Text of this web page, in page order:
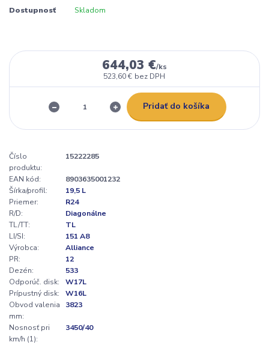
Dostupnosť Skladom
644,03 €/ks
523,60 € bez DPH
Pridať do košíka
Číslo
produktu:
15222285
EAN kód:
8903635001232
Šírka/profil:
19,5 L
Priemer:
R24
R/D:
Diagonálne
TL/TT:
TL
LI/SI:
151 A8
Výrobca:
Alliance
PR:
12
Dezén:
533
Odporúč. disk:
W17L
Prípustný disk:
W16L
Obvod valenia
mm:
3823
Nosnosť pri
km/h (1):
3450/40